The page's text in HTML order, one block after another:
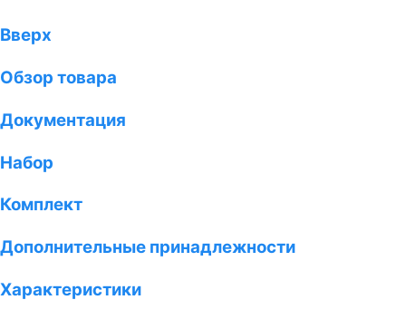
Вверх
Обзор товара
Документация
Набор
Комплект
Дополнительные принадлежности
Характеристики